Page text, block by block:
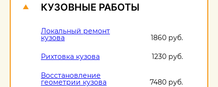
КУЗОВНЫЕ РАБОТЫ
Локальный ремонт
кузова 1860 руб.
Рихтовка кузова 1230 руб.
Восстановление
геометрии кузова 7480 руб.